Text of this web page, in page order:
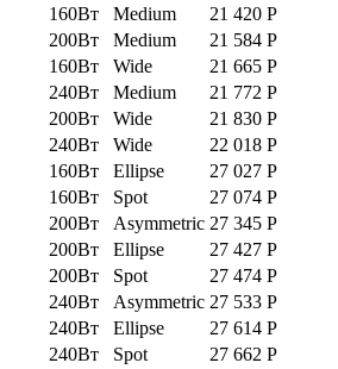
160Вт
Medium 21 420 Р
200Вт
Medium 21 584 Р
160Вт
Wide 21 665 Р
240Вт
Medium 21 772 Р
200Вт
Wide 21 830 Р
240Вт
Wide 22 018 Р
160Вт
Ellipse 27 027 Р
160Вт
Spot 27 074 Р
200Вт
Asymmetric 27 345 Р
200Вт
Ellipse 27 427 Р
200Вт
Spot 27 474 Р
240Вт
Asymmetric 27 533 Р
240Вт
Ellipse 27 614 Р
240Вт
Spot 27 662 Р